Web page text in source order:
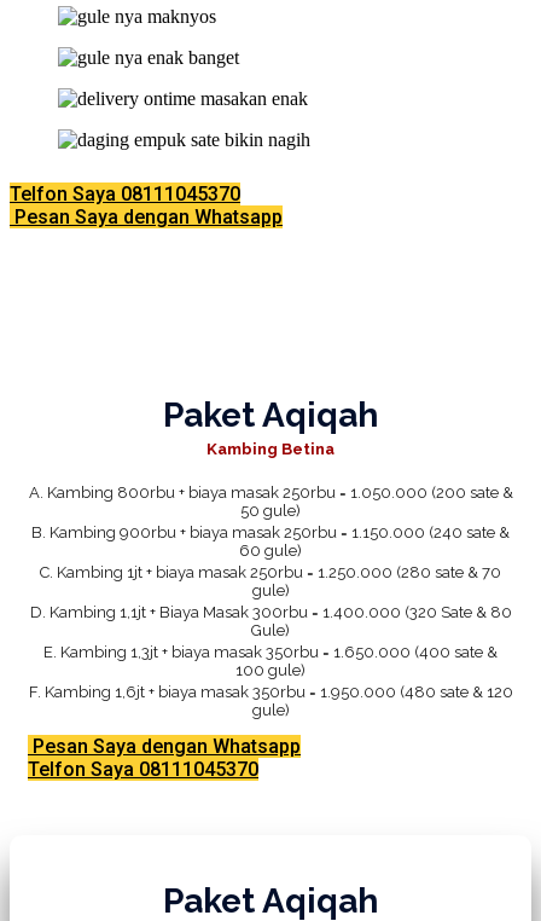
Telfon Saya 08111045370
Pesan Saya dengan Whatsapp
Paket Aqiqah
Kambing Betina
A. Kambing 800rbu + biaya masak 250rbu = 1.050.000 (200 sate &
50 gule)
B. Kambing 900rbu + biaya masak 250rbu = 1.150.000 (240 sate &
60 gule)
C. Kambing 1jt + biaya masak 250rbu = 1.250.000 (280 sate & 70
gule)
D. Kambing 1,1jt + Biaya Masak 300rbu = 1.400.000 (320 Sate & 80
Gule)
E. Kambing 1,3jt + biaya masak 350rbu = 1.650.000 (400 sate &
100 gule)
F. Kambing 1,6jt + biaya masak 350rbu = 1.950.000 (480 sate & 120
gule)
Pesan Saya dengan Whatsapp
Telfon Saya 08111045370
Paket Aqiqah